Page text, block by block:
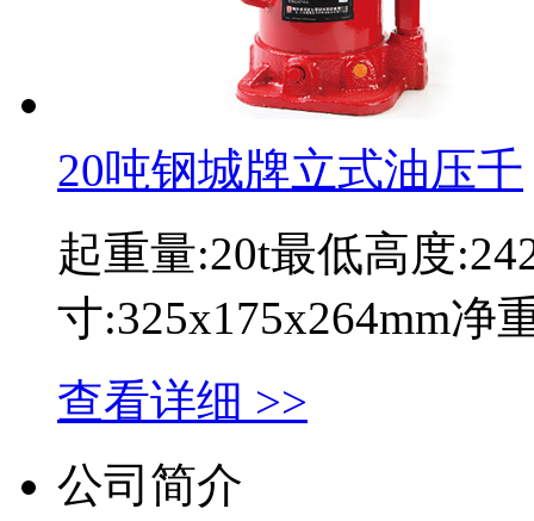
20吨钢城牌立式油压千
起重量:20t最低高度
寸:325x175x264mm
查看详细 >>
公司简介